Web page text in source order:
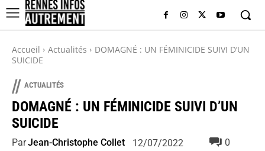
Accueil Actualités
DOMAGNÉ : UN FÉMINICIDE SUIVI D’UN
SUICIDE
// ACTUALITÉS
DOMAGNÉ : UN FÉMINICIDE SUIVI D’UN
SUICIDE
ParJean-Christophe Collet 12/07/2022
0